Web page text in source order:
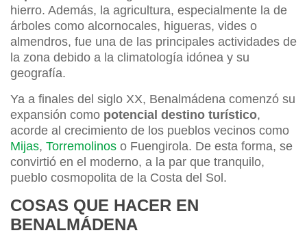
hierro. Además, la agricultura, especialmente la de
árboles como alcornocales, higueras, vides o
almendros, fue una de las principales actividades de
la zona debido a la climatología idónea y su
geografía.
Ya a finales del siglo XX, Benalmádena comenzó su
expansión como potencial destino turístico,
acorde al crecimiento de los pueblos vecinos como
Mijas, Torremolinos o Fuengirola. De esta forma, se
convirtió en el moderno, a la par que tranquilo,
pueblo cosmopolita de la Costa del Sol.
COSAS QUE HACER EN
BENALMÁDENA